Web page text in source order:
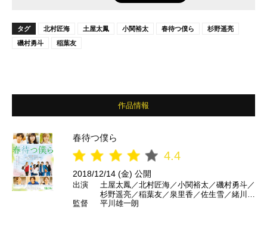
タグ 北村匠海 土屋太鳳 小関裕太 春待つ僕ら
杉野遥亮
磯村勇斗
稲葉友
作品情報
春待つ僕ら
4.4
2018/12/14 (金) 公開
出演
土屋太鳳／北村匠海／小関裕太／磯村勇斗／
杉野遥亮／稲葉友／泉里香／佐生雪／緒川た
まき ほか
監督 平川雄一朗